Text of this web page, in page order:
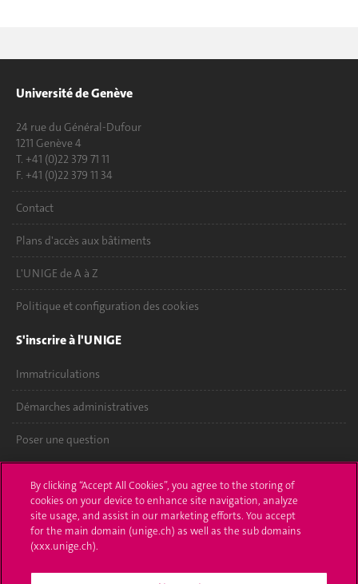
Université de Genève
24 rue du Général-Dufour
1211 Genève 4
T. +41 (0)22 379 71 11
F. +41 (0)22 379 11 34
Contact
Plans d'accès aux bâtiments
L'UNIGE de A à Z
Politique et configuration des cookies
S'inscrire à l'UNIGE
Immatriculations
Démarches administratives
Poser une question
UNIGE Mobile
Médias
Offres d'emploi
By clicking “Accept All Cookies”, you agree to the storing of
cookies on your device to enhance site navigation, analyze
site usage, and assist in our marketing efforts. You accept
for the main domain (unige.ch) as well as the sub domains
(xxx.unige.ch).